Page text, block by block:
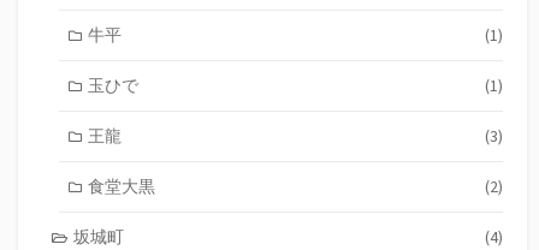
牛平 (1)
玉ひで (1)
王龍 (3)
食堂大黒 (2)
坂城町 (4)